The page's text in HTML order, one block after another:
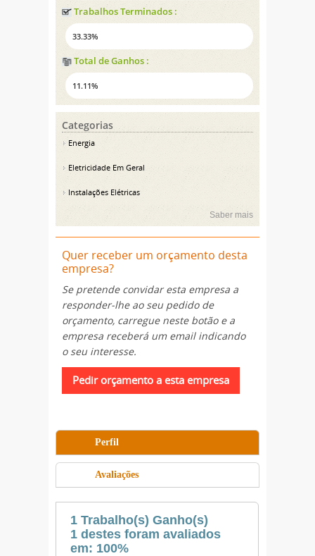
Trabalhos Terminados :
33.33%
Total de Ganhos :
11.11%
Categorias
Energia
Eletricidade Em Geral
Instalações Elétricas
Saber mais
Quer receber um orçamento desta
empresa?
Se pretende convidar esta empresa a
responder-lhe ao seu pedido de
orçamento, carregue neste botão e a
empresa receberá um email indicando
o seu interesse.
Perfil
Avaliações
1 Trabalho(s) Ganho(s)
1 destes foram avaliados
em: 100%